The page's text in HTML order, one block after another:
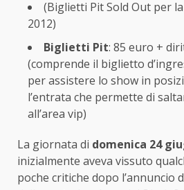
(Biglietti Pit Sold Out per
2012)
Biglietti Pit: 85 euro +
(comprende il biglietto
per assistere lo show in
l’entrata che permette di
all’area vip)
La giornata di domenica 24
inizialmente aveva vissuto
poche critiche dopo l’annuncio